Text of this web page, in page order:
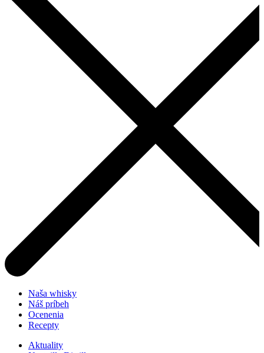
Naša whisky
Náš príbeh
Ocenenia
Recepty
Aktuality